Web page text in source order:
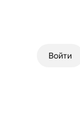
Войти